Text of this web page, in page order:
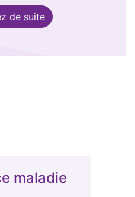
de suite
maladie